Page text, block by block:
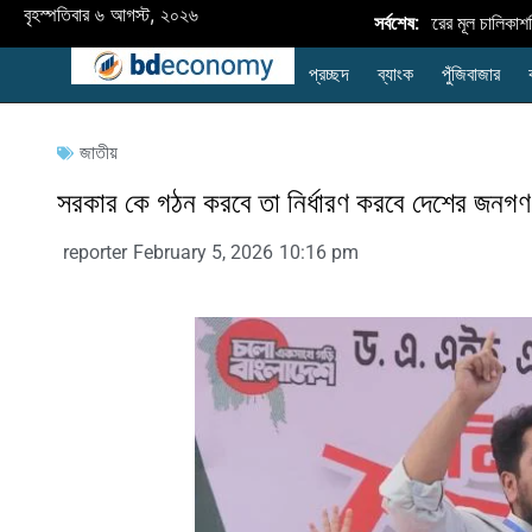
বৃহস্পতিবার ৬ আগস্ট, ২০২৬ সর্বশেষ:
বাংলাদেশে নবায়নযোগ্য জ্বালানি প্রসারের মূল
প্রচ্ছদ ব্যাংক পুঁজিবাজার
জাতীয়
সরকার কে গঠন করবে তা নির্ধারণ করবে দেশের
reporter February 5, 2026 10:16 pm